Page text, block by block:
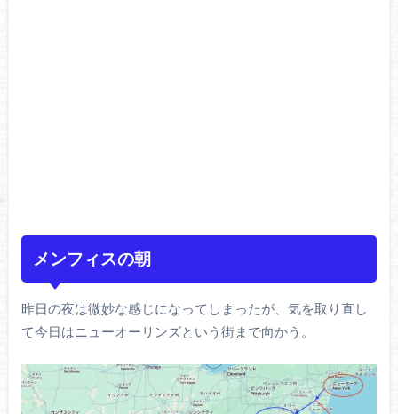
メンフィスの朝
昨日の夜は微妙な感じになってしまったが、気を取り直し
て今日はニューオーリンズという街まで向かう。